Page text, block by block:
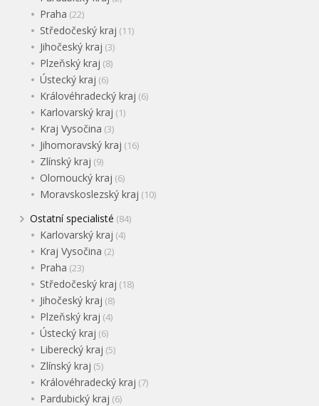
Praha (22)
Středočeský kraj (11)
Jihočeský kraj (3)
Plzeňský kraj (8)
Ústecký kraj (6)
Královéhradecký kraj (6)
Karlovarský kraj (1)
Kraj Vysočina (3)
Jihomoravský kraj (16)
Zlínský kraj (9)
Olomoucký kraj (6)
Moravskoslezský kraj (10)
Ostatní specialisté (84)
Karlovarský kraj (4)
Kraj Vysočina (2)
Praha (23)
Středočeský kraj (18)
Jihočeský kraj (8)
Plzeňský kraj (4)
Ústecký kraj (6)
Liberecký kraj (5)
Zlínský kraj (5)
Královéhradecký kraj (7)
Pardubický kraj (6)